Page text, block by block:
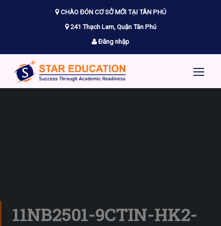
CHÀO ĐÓN CƠ SỞ MỚI TẠI TÂN PHÚ
241 Thạch Lam, Quận Tân Phú
Đăng nhập
11NB2501-9CTIN-HK2-